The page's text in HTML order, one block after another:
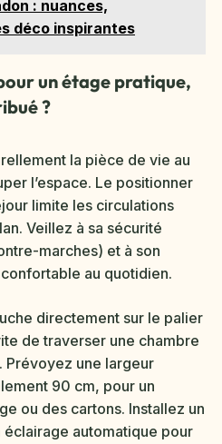
: nuances,
déco inspirantes
un étage pratique,
?
la pièce de vie au
l’espace. Le positionner
limite les circulations
Veillez à sa sécurité
marches) et à son
au quotidien.
directement sur le palier
de traverser une chambre
Prévoyez une largeur
90 cm, pour un
ou des cartons. Installez un
automatique pour